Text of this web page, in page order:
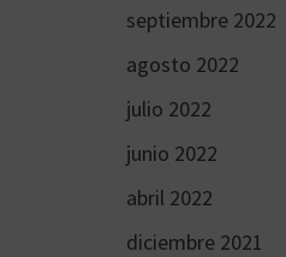
septiembre 2022
agosto 2022
julio 2022
junio 2022
abril 2022
diciembre 2021